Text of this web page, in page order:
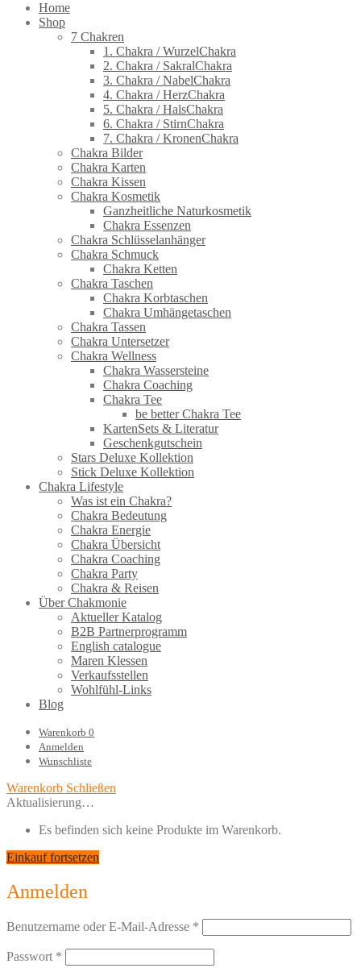
Home
Shop
7 Chakren
1. Chakra / WurzelChakra
2. Chakra / SakralChakra
3. Chakra / NabelChakra
4. Chakra / HerzChakra
5. Chakra / HalsChakra
6. Chakra / StirnChakra
7. Chakra / KronenChakra
Chakra Bilder
Chakra Karten
Chakra Kissen
Chakra Kosmetik
Ganzheitliche Naturkosmetik
Chakra Essenzen
Chakra Schlüsselanhänger
Chakra Schmuck
Chakra Ketten
Chakra Taschen
Chakra Korbtaschen
Chakra Umhängetaschen
Chakra Tassen
Chakra Untersetzer
Chakra Wellness
Chakra Wassersteine
Chakra Coaching
Chakra Tee
be better Chakra Tee
KartenSets & Literatur
Geschenkgutschein
Stars Deluxe Kollektion
Stick Deluxe Kollektion
Chakra Lifestyle
Was ist ein Chakra?
Chakra Bedeutung
Chakra Energie
Chakra Übersicht
Chakra Coaching
Chakra Party
Chakra & Reisen
Über Chakmonie
Aktueller Katalog
B2B Partnerprogramm
English catalogue
Maren Klessen
Verkaufsstellen
Wohlfühl-Links
Blog
Warenkorb 0
Anmelden
Wunschliste
Warenkorb Schließen
Aktualisierung…
Es befinden sich keine Produkte im Warenkorb.
Einkauf fortsetzen
Anmelden
Benutzername oder E-Mail-Adresse *
Passwort *